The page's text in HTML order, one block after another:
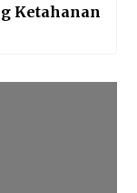
Ketahanan